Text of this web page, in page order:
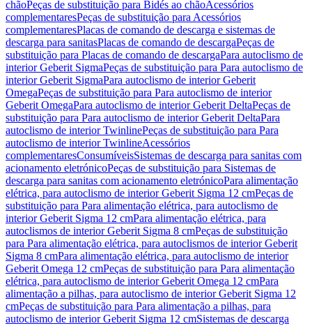
chãoPeças de substituição para Bidés ao chãoAcessórios
complementaresPeças de substituição para Acessórios
complementaresPlacas de comando de descarga e sistemas de
descarga para sanitasPlacas de comando de descargaPeças de
substituição para Placas de comando de descargaPara autoclismo de
interior Geberit SigmaPeças de substituição para Para autoclismo de
interior Geberit SigmaPara autoclismo de interior Geberit
OmegaPeças de substituição para Para autoclismo de interior
Geberit OmegaPara autoclismo de interior Geberit DeltaPeças de
substituição para Para autoclismo de interior Geberit DeltaPara
autoclismo de interior TwinlinePeças de substituição para Para
autoclismo de interior TwinlineAcessórios
complementaresConsumíveisSistemas de descarga para sanitas com
acionamento eletrónicoPeças de substituição para Sistemas de
descarga para sanitas com acionamento eletrónicoPara alimentação
elétrica, para autoclismo de interior Geberit Sigma 12 cmPeças de
substituição para Para alimentação elétrica, para autoclismo de
interior Geberit Sigma 12 cmPara alimentação elétrica, para
autoclismos de interior Geberit Sigma 8 cmPeças de substituição
para Para alimentação elétrica, para autoclismos de interior Geberit
Sigma 8 cmPara alimentação elétrica, para autoclismo de interior
Geberit Omega 12 cmPeças de substituição para Para alimentação
elétrica, para autoclismo de interior Geberit Omega 12 cmPara
alimentação a pilhas, para autoclismo de interior Geberit Sigma 12
cmPeças de substituição para Para alimentação a pilhas, para
autoclismo de interior Geberit Sigma 12 cmSistemas de descarga